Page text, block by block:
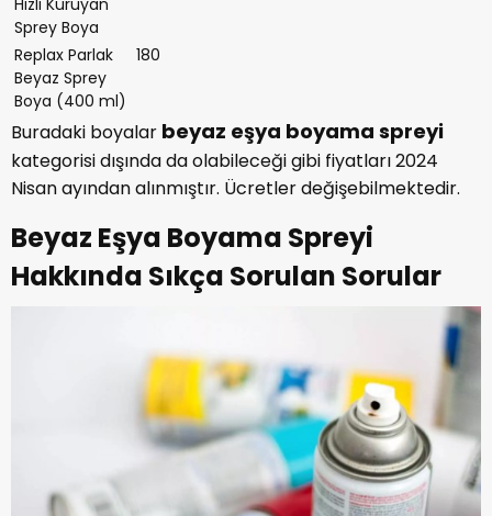
Sprey Boya
Replax Parlak
Beyaz Sprey
Boya (400 ml)
180
Buradaki boyalar beyaz eşya boyama spreyi
kategorisi dışında da olabileceği gibi fiyatları 2024
Nisan ayından alınmıştır. Ücretler değişebilmektedir.
Beyaz Eşya Boyama Spreyi
Hakkında Sıkça Sorulan Sorular